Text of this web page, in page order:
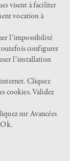
visent à faciliter
vocation à
l’impossibilité
toutefois configurer
l’installation
Cliquez
cookies. Validez
sur Avancées
Ok.